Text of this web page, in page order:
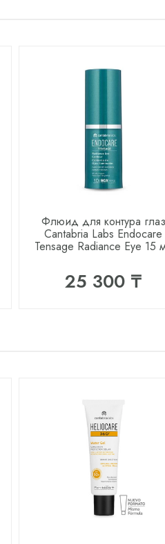
Флюид для контура глаз
Cantabria Labs Endocare
Tensage Radiance Eye 15
25 300 ₸